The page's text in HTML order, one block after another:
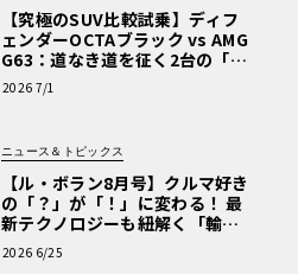
【究極のSUV比較試乗】ディフ
ェンダーOCTAブラック vs AMG
G63：道なき道を征く2台の「対
極的アプローチ」
2026 7/1
ニュース＆トピックス
【ル・ボラン8月号】クルマ好き
の「？」が「！」に変わる！ 最
新テクノロジーも紐解く「輸入
車Q&A」
2026 6/25